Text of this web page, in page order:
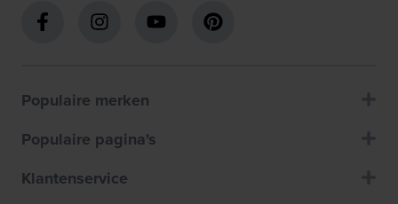
Populaire merken
Populaire pagina's
Klantenservice